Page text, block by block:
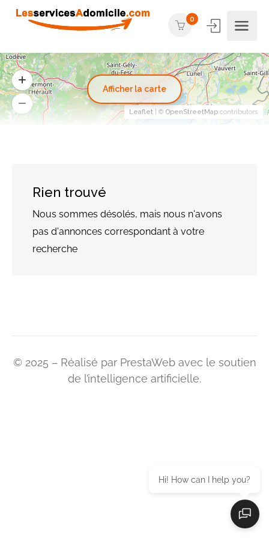
0
Rien trouvé
Nous sommes désolés, mais nous n'avons
pas d'annonces correspondant à votre
recherche
© 2025 – Réalisé par PrestaWeb avec le soutien
de l’intelligence artificielle.
Leaflet | © OpenStreetMap contributors
Afficher la carte
Hi! How can I help you?